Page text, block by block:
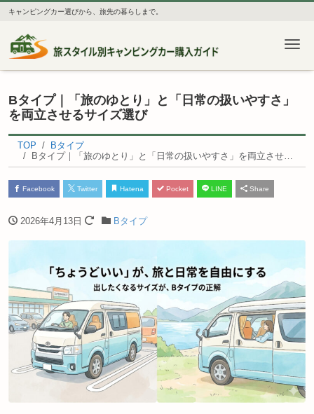
キャンピングカー選びから、旅先の暮らしまで。
Bタイプ｜「旅のゆとり」と「日常の扱いやすさ」
を両立させるサイズ選び
TOP
Bタイプ
Bタイプ｜「旅のゆとり」と「日常の扱いやすさ」を両立させるサイズ選び
Facebook Twitter Hatena Pocket LINE Share
2026年4月13日 Bタイプ